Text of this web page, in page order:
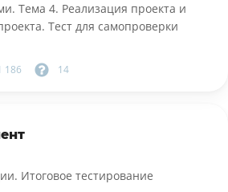
Тема 4. Реализация проекта и
Тест для самопроверки
186 14
Итоговое тестирование